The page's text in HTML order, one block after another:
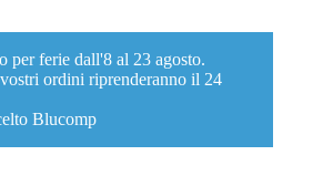
per ferie dall'8 al 23 agosto.
ordini riprenderanno il 24
Blucomp